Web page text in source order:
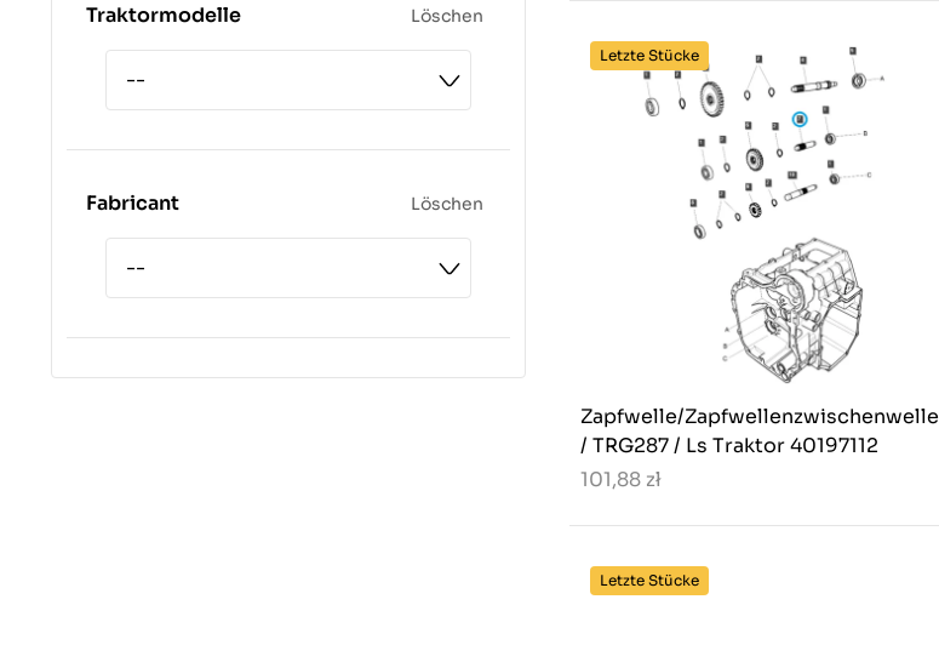
Traktormodelle Löschen
Fabricant Löschen
Letzte Stücke
Zapfwelle/Zapfwellenzwischenwelle
/ TRG287 / Ls Traktor 40197112
101,88 zł
Letzte Stücke